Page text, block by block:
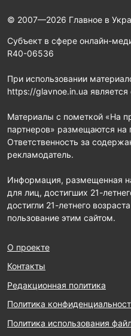
© 2007—2026 Главное в
Субъект в сфере онлайн-
R40-06536
При использовании
https://glavnoe.in.ua является
Материалы с пометкой «На
партнеров» размещаются
Ответственность за
рекламодатель.
Информация, размещенная
для лиц, достигших 21-
достигли 21-летнего
пользование этим сайтом.
О проекте
Контакты
Редакционная политика
Политика
Политика использования